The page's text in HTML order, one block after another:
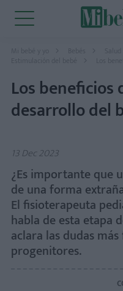
Mi bebé y yo Bebés
Estimulación del bebé
Los
Los beneficios
desarrollo del
13 Dec 2023
¿Es importante que
de una forma
El fisioterapeuta
habla de esta etapa
aclara las dudas
progenitores.